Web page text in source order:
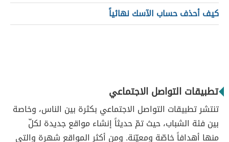
كيف أحذف حساب الآسك نهائياً
تطبيقات التواصل الاجتماعي
تنتشر تطبيقات التواصل الاجتماعي بكثرة بين الناس، وخاصة
بين فئة الشباب، حيث تمّ حديثاً إنشاء مواقع جديدة لكلّ
منها أهدافاً خاصّة ومعيّنة. ومن أكثر المواقع شهرة والتي